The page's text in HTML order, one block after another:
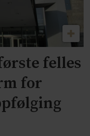
felles
for